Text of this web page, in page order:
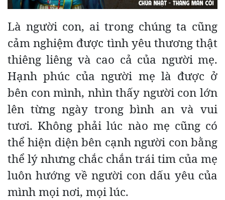
Là người con, ai trong chúng ta cũng
cảm nghiệm được tình yêu thương thật
thiêng liêng và cao cả của người mẹ.
Hạnh phúc của người mẹ là được ở
bên con mình, nhìn thấy người con lớn
lên từng ngày trong bình an và vui
tươi. Không phải lúc nào mẹ cũng có
thể hiện diện bên cạnh người con bằng
thể lý nhưng chắc chắn trái tim của mẹ
luôn hướng về người con dấu yêu của
mình mọi nơi, mọi lúc.